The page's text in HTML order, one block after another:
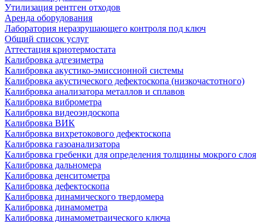
Утилизация рентген отходов
Аренда оборудования
Лаборатория неразрушающего контроля под ключ
Общий список услуг
Аттестация криотермостата
Калибровка адгезиметра
Калибровка акустико-эмиссионной системы
Калибровка акустического дефектоскопа (низкочастотного)
Калибровка анализатора металлов и сплавов
Калибровка виброметра
Калибровка видеоэндоскопа
Калибровка ВИК
Калибровка вихретокового дефектоскопа
Калибровка газоанализатора
Калибровка гребенки для определения толщины мокрого слоя
Калибровка дальномера
Калибровка денситометра
Калибровка дефектоскопа
Калибровка динамического твердомера
Калибровка динамометра
Калибровка динамометраического ключа